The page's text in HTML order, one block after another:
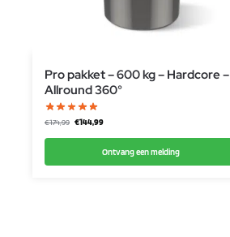
Pro pakket – 600 kg – Hardcore –
Allround 360°
€174,99 €144,99
Ontvang een melding